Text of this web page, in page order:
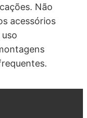
Não
acessórios